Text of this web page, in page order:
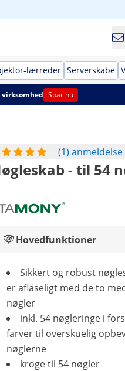
lærreder Serverskabe
Spar nu
(1) anmeldelse
- til 54
Hovedfunktioner
Sikkert og robust
er aflåseligt med de to
nøgler
inkl. 54 nøgleringe i
farver til overskuelig
nøglerne
kroge til 54 nøgler